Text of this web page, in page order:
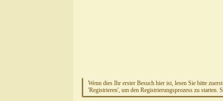
Wenn dies Ihr erster Besuch hier ist, lesen Sie bitte
'Registrieren', um den Registrierungsprozess zu starten.